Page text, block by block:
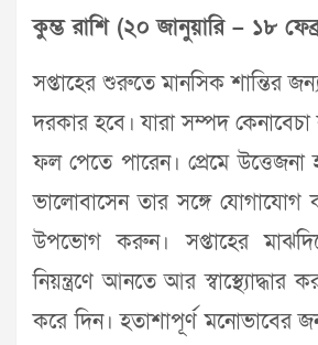
কুম্ভ রাশি (২০ জানুয়ারি – ১৮
সপ্তাহের শুরুতে মানসিক শান্তির
দরকার হবে। যারা সম্পদ
ফল পেতে পারেন। প্রেমে
ভালোবাসেন তার সঙ্গে
উপভোগ করুন। সপ্তাহের
নিয়ন্ত্রণে আনতে আর স্বাস্থ্যোদ্ধার
করে দিন। হতাশাপূর্ণ মনোভাবের